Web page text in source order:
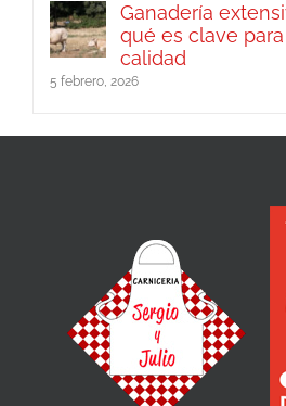
Ganadería
qué es clave
calidad
5 febrero, 2026